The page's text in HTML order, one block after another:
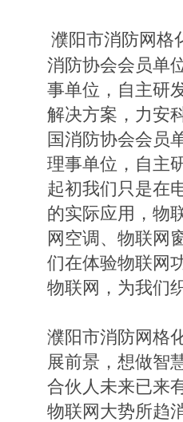
濮阳市消防网格
消防协会会员单
事单位，自主研
解决方案，力安
国消防协会会员
理事单位，自主
起初我们只是在
的实际应用，物
网空调、物联网
们在体验物联网
物联网，为我们
濮阳市消防网格
展前景，想做智
合伙人未来已来
物联网大势所趋